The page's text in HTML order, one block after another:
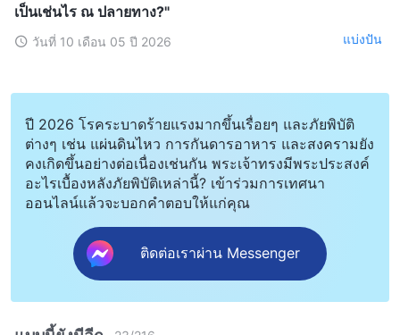
เป็นเช่นไร ณ ปลายทาง?"
วันที่ 10 เดือน 05 ปี 2026 แบ่งปัน
ปี 2026 โรคระบาดร้ายแรงมากขึ้นเรื่อยๆ และภัยพิบัติ
ต่างๆ เช่น แผ่นดินไหว การกันดารอาหาร และสงครามยัง
คงเกิดขึ้นอย่างต่อเนื่องเช่นกัน พระเจ้าทรงมีพระประสงค์
อะไรเบื้องหลังภัยพิบัติเหล่านี้? เข้าร่วมการเทศนา
ออนไลน์แล้วจะบอกคำตอบให้แก่คุณ
ติดต่อเราผ่าน Messenger